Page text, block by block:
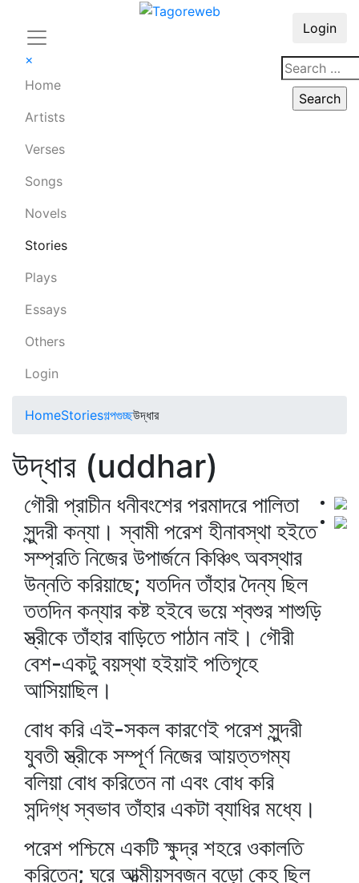
×
Home
Artists
Verses
Songs
Novels
Stories
Plays
Essays
Others
Login
Login
HomeStoriesগল্পগুচ্ছউদ্ধার
উদ্ধার (uddhar)
গৌরী প্রাচীন ধনীবংশের পরমাদরে পালিতা
সুন্দরী কন্যা। স্বামী পরেশ হীনাবস্থা হইতে
সম্প্রতি নিজের উপার্জনে কিঞ্চিৎ অবস্থার
উন্নতি করিয়াছে; যতদিন তাঁহার দৈন্য ছিল
ততদিন কন্যার কষ্ট হইবে ভয়ে শ্বশুর শাশুড়ি
স্ত্রীকে তাঁহার বাড়িতে পাঠান নাই। গৌরী
বেশ-একটু বয়স্থা হইয়াই পতিগৃহে
আসিয়াছিল।
বোধ করি এই-সকল কারণেই পরেশ সুন্দরী
যুবতী স্ত্রীকে সম্পূর্ণ নিজের আয়ত্তগম্য
বলিয়া বোধ করিতেন না এবং বোধ করি
সন্দিগ্ধ স্বভাব তাঁহার একটা ব্যাধির মধ্যে।
পরেশ পশ্চিমে একটি ক্ষুদ্র শহরে ওকালতি
করিতেন; ঘরে আত্মীয়স্বজন বড়ো কেহ ছিল